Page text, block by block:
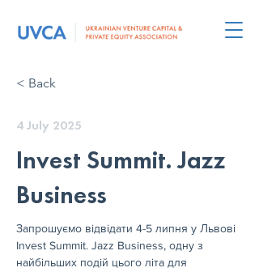
< Back
4 July 2025
Invest Summit. Jazz
Business
Запрошуємо відвідати 4-5 липня у Львові
Invest Summit. Jazz Business, одну з
найбільших подій цього літа для